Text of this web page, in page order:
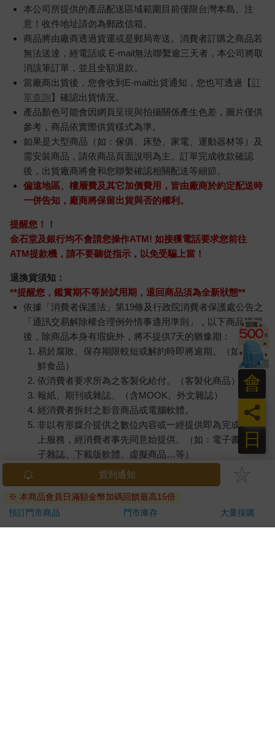
本公司所提供的產品配送區域範圍目前僅限台灣本島。注
意！收件地址請勿為郵政信箱。
商品將由廠商透過貨運或是郵局寄送。消費者訂購之商品若
無法送達，經電話或 E-mail無法聯繫逾三天者，本公司將取
消該筆訂單，並且全額退款。
當廠商出貨後，您會收到E-mail出貨通知，您也可透過【訂
單查詢】確認出貨情況。
產品顏色可能會因網頁呈現與拍攝關係產生色差，圖片僅供
參考，商品依實際供貨樣式為準。
如果是大型商品（如：傢俱、床墊、家電、運動器材等）及
需安裝商品，請依商品頁面說明為主。訂單完成收款確認
後，出貨廠商將會和您聯繫確認相關配送等細節。
偏遠地區、樓層費及其它加價費用，皆由廠商於約定配送時
一併告知，廠商將保留出貨與否的權利。
提醒您！！
金石堂及銀行均不會請您操作ATM! 如接獲電話要求您前往
ATM提款機，請不要聽從指示，以免受騙上當！
退換貨須知：
**提醒您，鑑賞期不等於試用期，退回商品須為全新狀態**
依據「消費者保護法」第19條及行政院消費者保護處公告之
「通訊交易解除權合理例外情事適用準則」，以下商品購買
後，除商品本身有瑕疵外，將不提供7天的猶豫期：
易於腐敗、保存期限較短或解約時即將逾期。（如：生
鮮食品）
依消費者要求所為之客製化給付。（客製化商品）
報紙、期刊或雜誌。（含MOOK、外文雜誌）
經消費者拆封之影音商品或電腦軟體。
非以有形媒介提供之數位內容或一經提供即為完成之線
上服務，經消費者事先同意始提供。（如：電子書、電
子雜誌、下載版軟體、虛擬商品…等）
已拆封之個人衛生用品。（如：內衣褲、刮鬍刀、除毛
若非上列種類商品，均享有到貨7天的猶豫期（含例假
日）。
辦理退換貨時，商品（組合商品恕無法接受單獨退貨）必須
日
員
會